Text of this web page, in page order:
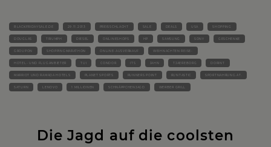
BLACKFRIDAYSALE.DE 29.11.2013 PREISSCHLACHT SALE DEALS USA SHOPPING
DOUGLAS TRIUMPH DIESEL ONLINESHOPS HP SAMSUNG SONY GESCHENKE
GROUPON SHOPPINGMARATHON ONLINE-AUSVERKAUF WEIHNACHTEN REISE-
HOTEL- UND FLUGANBIETER TUI CONDOR ITS JAHN TJAEREBORG DORINT
MARRIOT UND RAMADA HOTELS PLANET SPORTS RUNNERS POINT RUNTASTIC SPORTNAHRUNG.AT.
SATURN LENOVO 1 MILLIONEN SCHNÄPPCHENJAGD WERBER GRILL
Die Jagd auf die coolsten